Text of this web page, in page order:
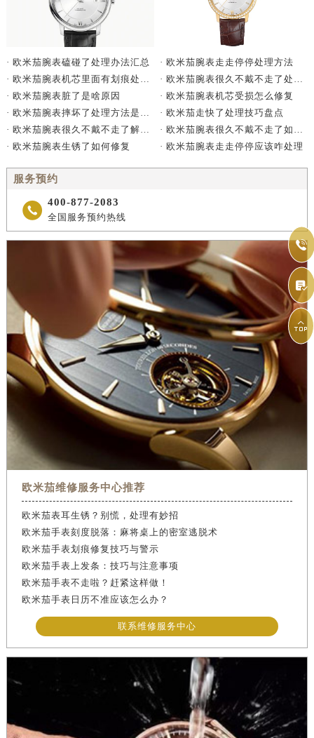
· 欧米茄腕表磕碰了处理办法汇总
· 欧米茄腕表机芯里面有划痕处理办法详解
· 欧米茄腕表脏了是啥原因
· 欧米茄腕表摔坏了处理方法是什么
· 欧米茄腕表很久不戴不走了解决方法是什么
· 欧米茄腕表生锈了如何修复
· 欧米茄腕表走走停停处理方法
· 欧米茄腕表机芯受损怎么修复
· 欧米茄走快了处理技巧盘点
· 欧米茄腕表走走停停应该咋处理
服务预约
 400-877-2083
全国服务预约热线
欧米茄维修服务中心推荐
欧米茄表耳生锈？别慌，处理有妙招
欧米茄手表刻度脱落：麻将桌上的密室逃脱术
欧米茄手表划痕修复技巧与警示
欧米茄手表上发条：技巧与注意事项
欧米茄手表不走啦？赶紧这样做！
欧米茄手表日历不准应该怎么办？
联系维修服务中心


